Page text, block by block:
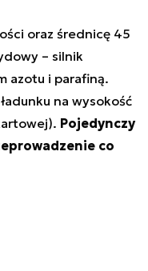
oraz średnicę 45
– silnik
azotu i parafiną.
na wysokość
Pojedynczy
co